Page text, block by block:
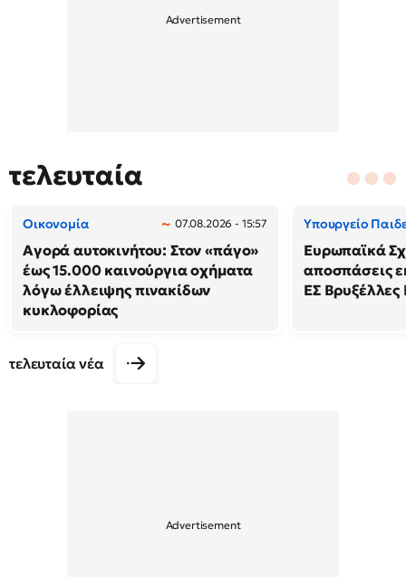
τελευταία
Οικονομία 07.08.2026 - 15:57
Αγορά αυτοκινήτου: Στον «πάγο»
έως 15.000 καινούργια οχήματα
λόγω έλλειψης πινακίδων
κυκλοφορίας
Υπουργείο
Ευρωπαϊκά
αποσπάσεις
ΕΣ Βρυξέλλες
τελευταία νέα